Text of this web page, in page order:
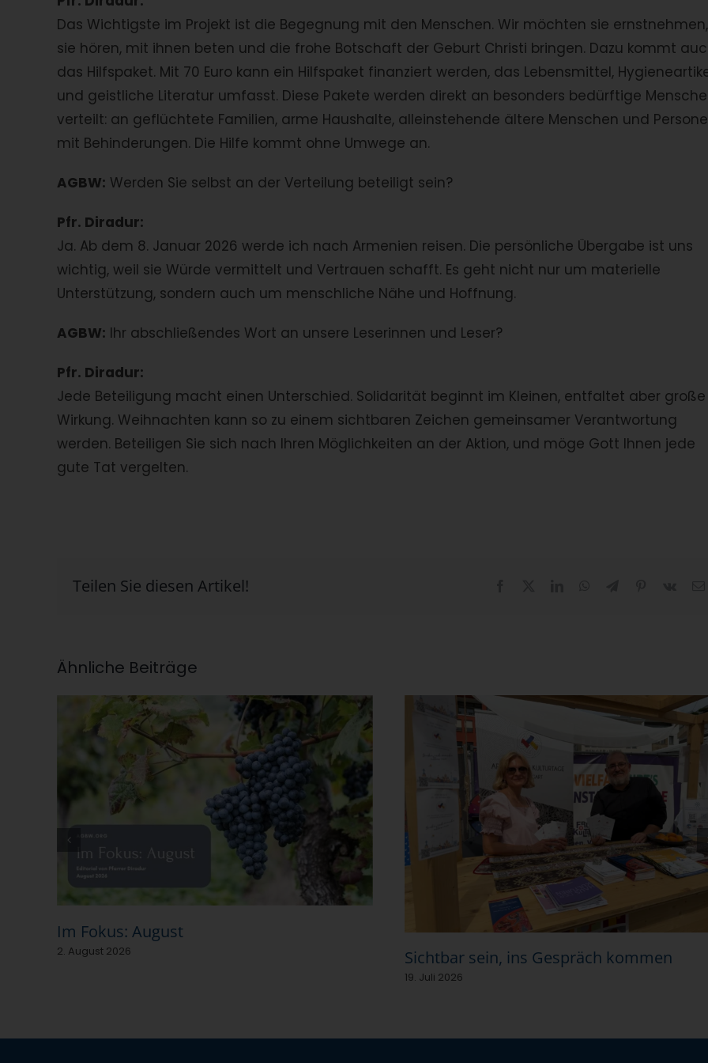
Das Wichtigste im Projekt ist die Begegnung mit den Menschen. Wir möchten sie ernstnehmen,
sie hören, mit ihnen beten und die frohe Botschaft der Geburt Christi bringen. Dazu kommt
das Hilfspaket. Mit 70 Euro kann ein Hilfspaket finanziert werden, das Lebensmittel,
und geistliche Literatur umfasst. Diese Pakete werden direkt an besonders bedürftige
verteilt: an geflüchtete Familien, arme Haushalte, alleinstehende ältere Menschen und
mit Behinderungen. Die Hilfe kommt ohne Umwege an.
AGBW: Werden Sie selbst an der Verteilung beteiligt sein?
Pfr. Diradur:
Ja. Ab dem 8. Januar 2026 werde ich nach Armenien reisen. Die persönliche Übergabe ist uns
wichtig, weil sie Würde vermittelt und Vertrauen schafft. Es geht nicht nur um materielle
Unterstützung, sondern auch um menschliche Nähe und Hoffnung.
AGBW: Ihr abschließendes Wort an unsere Leserinnen und Leser?
Pfr. Diradur:
Jede Beteiligung macht einen Unterschied. Solidarität beginnt im Kleinen, entfaltet aber große
Wirkung. Weihnachten kann so zu einem sichtbaren Zeichen gemeinsamer Verantwortung
werden. Beteiligen Sie sich nach Ihren Möglichkeiten an der Aktion, und möge Gott Ihnen jede
gute Tat vergelten.
Teilen Sie diesen Artikel!
Ähnliche Beiträge
Im Fokus: August
2. August 2026 Sichtbar sein, ins Gespräch kommen
19. Juli 2026